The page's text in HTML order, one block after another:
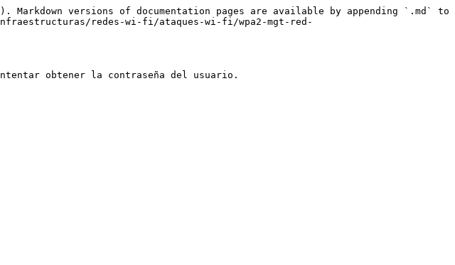
versions of documentation pages are available by appending `.md` to
redes-wi-fi/ataques-wi-fi/wpa2-mgt-red-
obtener la contraseña del usuario.